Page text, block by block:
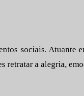
sociais. Atuante
retratar a alegria,